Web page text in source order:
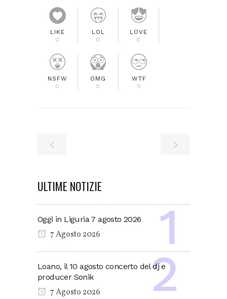
LIKE
0
LOL
0
LOVE
0
NSFW
0
OMG
0
WTF
0
ULTIME NOTIZIE
Oggi in Liguria 7 agosto 2026
7 Agosto 2026
Loano, il 10 agosto concerto del dj e
producer Sonik
7 Agosto 2026